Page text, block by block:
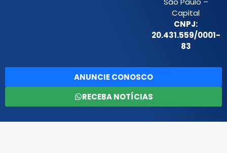
Capital
CNPJ:
20.431.559/0001-
83
ANUNCIE CONOSCO
RECEBA NOTÍCIAS